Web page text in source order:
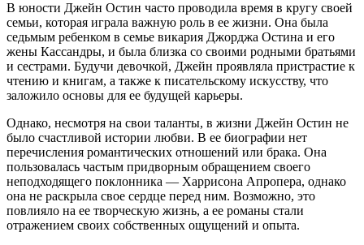
В юности Джейн Остин часто проводила время в кругу своей
семьи, которая играла важную роль в ее жизни. Она была
седьмым ребенком в семье викария Джорджа Остина и его
жены Кассандры, и была близка со своими родными братьями
и сестрами. Будучи девочкой, Джейн проявляла пристрастие к
чтению и книгам, а также к писательскому искусству, что
заложило основы для ее будущей карьеры.
Однако, несмотря на свои таланты, в жизни Джейн Остин не
было счастливой истории любви. В ее биографии нет
перечисления романтических отношений или брака. Она
пользовалась частым придворным обращением своего
неподходящего поклонника — Харрисона Апропера, однако
она не раскрыла свое сердце перед ним. Возможно, это
повлияло на ее творческую жизнь, а ее романы стали
отражением своих собственных ощущений и опыта.